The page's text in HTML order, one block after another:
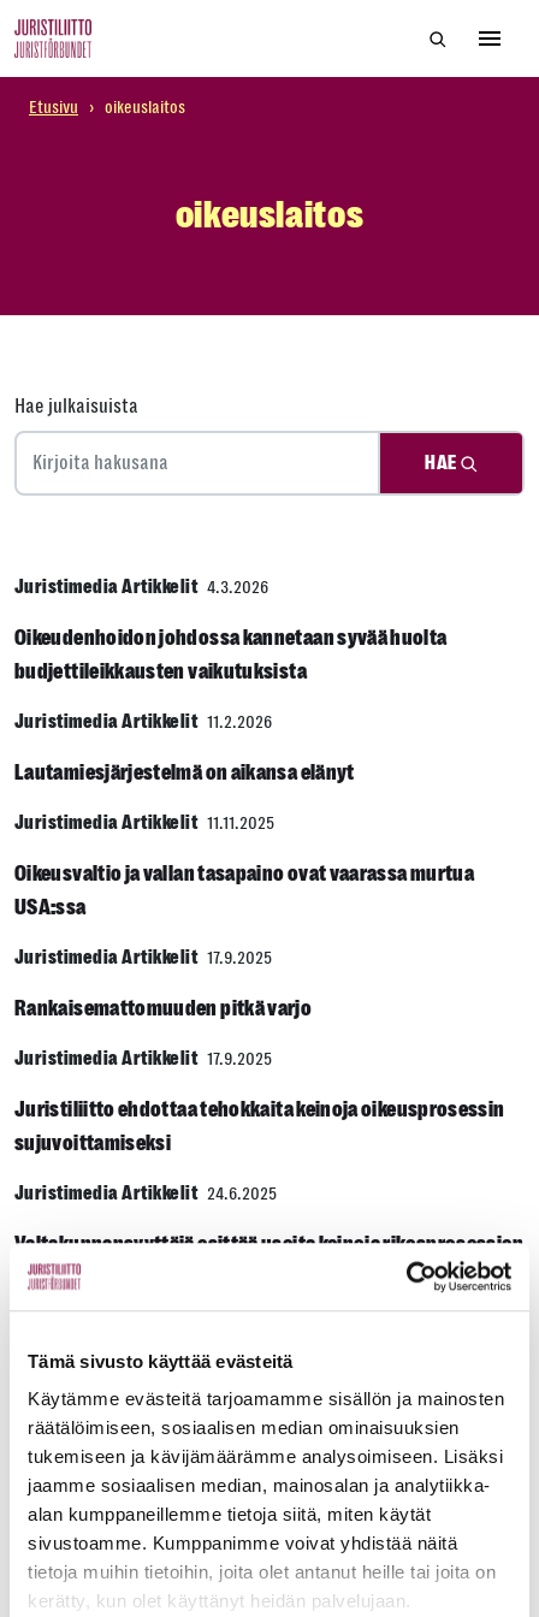
Tämä sivusto käyttää evästeitä
Käytämme evästeitä tarjoamamme sisällön ja mainosten
räätälöimiseen, sosiaalisen median ominaisuuksien
tukemiseen ja kävijämäärämme analysoimiseen. Lisäksi
jaamme sosiaalisen median, mainosalan ja analytiikka-
alan kumppaneillemme tietoja siitä, miten käytät
sivustoamme. Kumppanimme voivat yhdistää näitä
tietoja muihin tietoihin, joita olet antanut heille tai joita on
kerätty, kun olet käyttänyt heidän palvelujaan.
to
content
Hae
Etusivu › oikeuslaitos
oikeuslaitos
Hae julkaisuista
HAE
Juristimedia Artikkelit 4.3.2026
Oikeudenhoidon johdossa kannetaan syvää huolta
budjettileikkausten vaikutuksista
Juristimedia Artikkelit 11.2.2026
Lautamiesjärjestelmä on aikansa elänyt
Juristimedia Artikkelit 11.11.2025
Oikeusvaltio ja vallan tasapaino ovat vaarassa murtua
USA:ssa
Juristimedia Artikkelit 17.9.2025
Rankaisemattomuuden pitkä varjo
Juristimedia Artikkelit 17.9.2025
Juristiliitto ehdottaa tehokkaita keinoja oikeusprosessin
sujuvoittamiseksi
Juristimedia Artikkelit 24.6.2025
Valtakunnansyyttäjä esittää useita keinoja rikosprosessien
tehostamiseksi
Onko tekoälystä päättäjäksi?
Juristimedia Artikkelit 8.4.2024
Oikeushallinto rekrytoi nyt urakalla
Juristimedia Artikkelit 19.2.2024
Mistä ratkaisuja nuorisorikollisuuteen?